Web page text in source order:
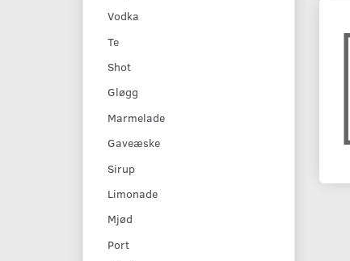
Vodka
Te
Shot
Gløgg
Marmelade
Gaveæske
Sirup
Limonade
Mjød
Port